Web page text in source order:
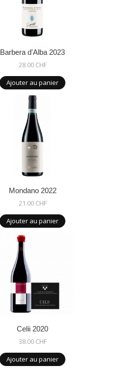
Barbera d'Alba 2023
28.00 CHF
Ajouter au panier
Mondano 2022
21.00 CHF
Ajouter au panier
Celii 2020
38.00 CHF
Ajouter au panier